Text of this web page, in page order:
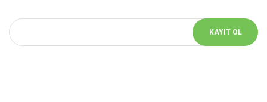
KAYIT OL